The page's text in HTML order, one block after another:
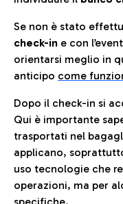
Se non è stato
check-in e con
orientarsi meglio in
anticipo come
Dopo il check-in si
Qui è importante
trasportati nel
applicano,
uso tecnologie che
operazioni, ma per